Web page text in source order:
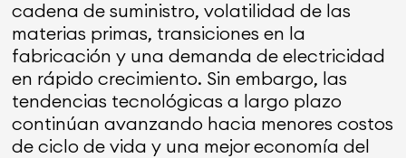
cadena de suministro, volatilidad de las
materias primas, transiciones en la
fabricación y una demanda de electricidad
en rápido crecimiento. Sin embargo, las
tendencias tecnológicas a largo plazo
continúan avanzando hacia menores costos
de ciclo de vida y una mejor economía del